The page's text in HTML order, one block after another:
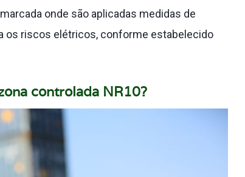
onde são aplicadas medidas de
os riscos elétricos, conforme estabelecido
controlada NR10?